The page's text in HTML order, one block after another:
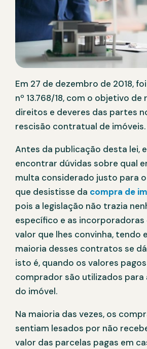
Em 27 de dezembro de 2018,
nº 13.768/18, com o objetivo de
direitos e deveres das partes
rescisão contratual de imóveis.
Antes da publicação desta lei,
encontrar dúvidas sobre qual
multa considerado justo para
que desistisse da compra de
pois a legislação não trazia
específico e as
valor que lhes convinha, tendo
maioria desses contratos se
isto é, quando os valores
comprador são utilizados para
do imóvel.
Na maioria das vezes, os
sentiam lesados por não
valor das parcelas pagas em